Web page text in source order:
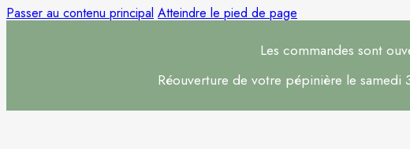
Passer au contenu principal Atteindre le pied de page
Les commandes sont
Réouverture de votre pépinière le